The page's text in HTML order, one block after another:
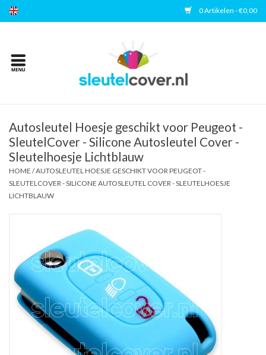
0 Artikelen - €0,00
Home
Accessoires
Veelgestelde vragen
Autosleutel Hoesje geschikt voor Peugeot -
SleutelCover - Silicone Autosleutel Cover -
Sleutelhoesje Lichtblauw
HOME /AUTOSLEUTEL HOESJE GESCHIKT VOOR PEUGEOT -
SLEUTELCOVER - SILICONE AUTOSLEUTEL COVER - SLEUTELHOESJE
LICHTBLAUW